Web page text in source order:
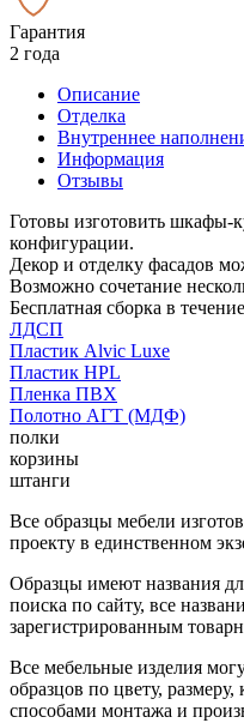
Гарантия
2 года
Описание
Отделка
Внутреннее
Информация
Отзывы
Готовы изготовить шкафы-
конфигурации.
Декор и отделку фасадов
Возможно сочетание
Бесплатная сборка в
ЛДСП
Пластик Alvic Luxe
Пластик HPL
Пленка ПВХ
Полотно АГТ (МДФ)
полки
корзины
штанги
Все образцы мебели
проекту в единственном
Образцы имеют названия
поиска по сайту, все
зарегистрированным
Все мебельные изделия
образцов по цвету,
способами монтажа и